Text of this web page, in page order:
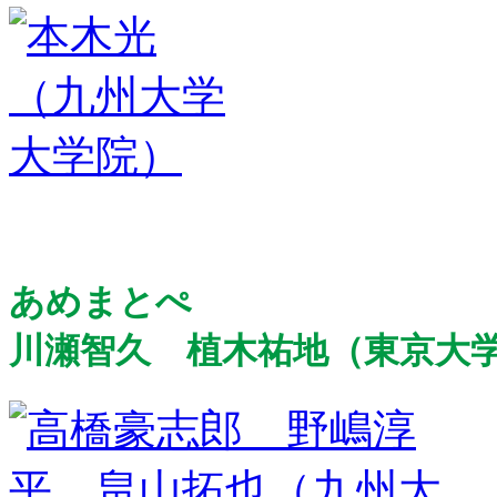
あめまとぺ
川瀬智久 植木祐地（東京大